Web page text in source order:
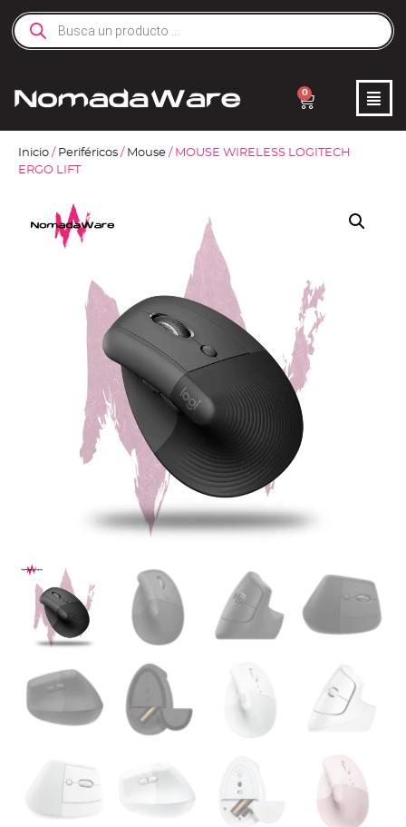
0
Inicio / Periféricos / Mouse / MOUSE WIRELESS LOGITECH
ERGO LIFT